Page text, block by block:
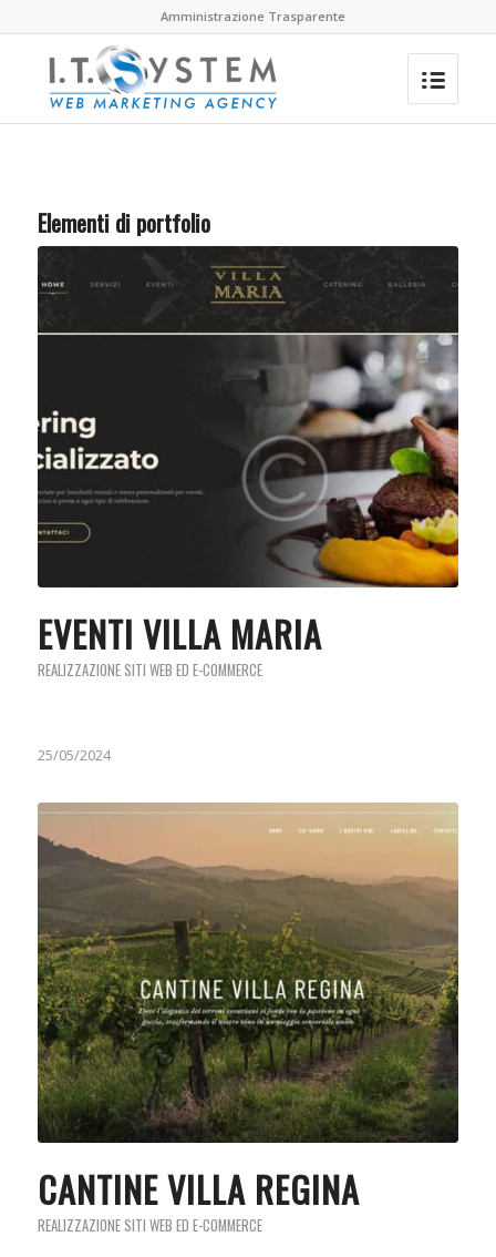
Amministrazione Trasparente
Elementi di portfolio
EVENTI VILLA MARIA
REALIZZAZIONE SITI WEB ED E-COMMERCE
25/05/2024
CANTINE VILLA REGINA
REALIZZAZIONE SITI WEB ED E-COMMERCE